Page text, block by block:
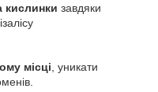
кислинки завдяки
місці, уникати